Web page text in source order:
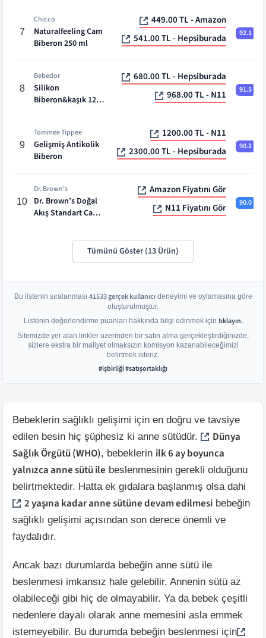
7
Chicco
Naturalfeeling Cam
Biberon 250 ml
449.00 TL - Amazon
541.00 TL - Hepsiburada
92.1
8
Bebedor
Silikon
Biberon&kaşık 120
680.00 TL - Hepsiburada
968.00 TL - N11
91.5
9
Tommee Tippee
Gelişmiş Antikolik
Biberon
1200.00 TL - N11
2300.00 TL - Hepsiburada
90.2
10
Dr. Brown's
Dr. Brown’s Doğal
Akış Standart Cam
Amazon Fiyatını Gör
N11 Fiyatını Gör
90.0
Tümünü Göster (13 Ürün)
Bu listenin sıralanması 41533gerçek kullanıcıdeneyimi ve oylamasına göre
oluşturulmuştur.
Listenin değerlendirme puanları hakkında bilgi edinmek için tıklayın.
Sitemizde yer alan linkler üzerinden bir satın alma gerçekleştirdiğinizde,
sizlere ekstra bir maliyet olmaksızın komisyon kazanabileceğimizi
belirtmek isteriz.
#işbirliği #satışortaklığı
Bebeklerin sağlıklı gelişimi için en doğru ve tavsiye
edilen besin hiç şüphesiz ki anne sütüdür.
Dünya
Sağlık Örgütü (WHO), bebeklerin ilk 6 ay boyunca
yalnızca anne sütü ile beslenmesinin gerekli olduğunu
belirtmektedir. Hatta ek gıdalara başlanmış olsa dahi
2 yaşına kadar anne sütüne devam edilmesi bebeğin
sağlıklı gelişimi açısından son derece önemli ve
faydalıdır.
Ancak bazı durumlarda bebeğin anne sütü ile
beslenmesi imkansız hale gelebilir. Annenin sütü az
olabileceği gibi hiç de olmayabilir. Ya da bebek çeşitli
nedenlere dayalı olarak anne memesini asla emmek
istemeyebilir. Bu durumda bebeğin beslenmesi için